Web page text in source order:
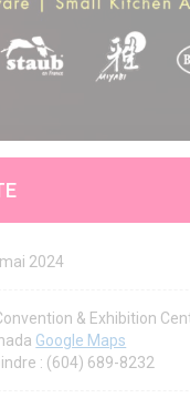
2024
& Exhibition
Google Maps
: (604) 689-8232